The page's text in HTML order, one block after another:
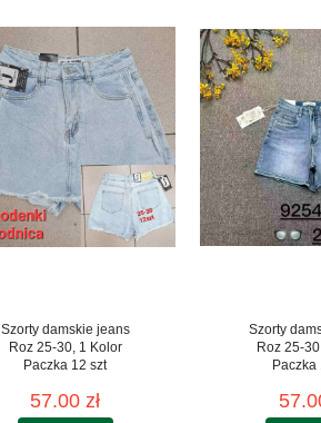
Szorty damskie jeans
Roz 25-30, 1 Kolor
Paczka 12 szt
57.00 zł
Szorty
Roz 25-
Paczka